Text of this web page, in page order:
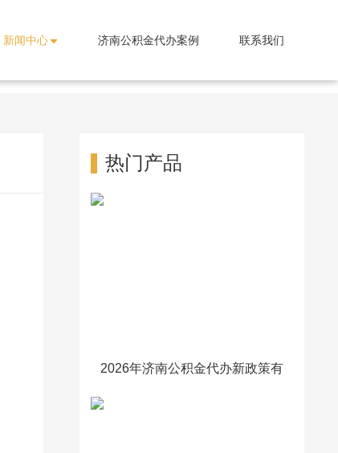
新闻中心 济南公积金代办案例 联系我们
热门产品
2026年济南公积金代办新政策有